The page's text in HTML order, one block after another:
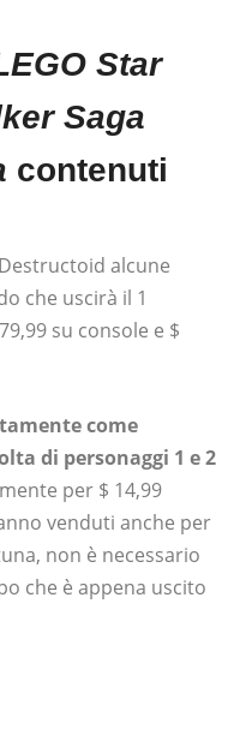
Star
Saga
contenuti
alcune
che uscirà il 1
su console e $
come
di personaggi 1 e 2
per $ 14,99
venduti anche per
non è necessario
che è appena uscito